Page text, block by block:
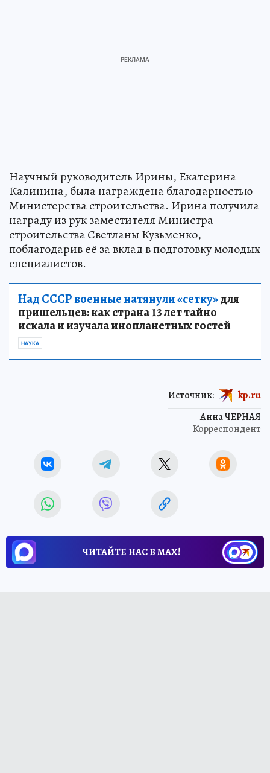
Научный руководитель Ирины, Екатерина
Калинина, была награждена благодарностью
Министерства строительства. Ирина получила
награду из рук заместителя Министра
строительства Светланы Кузьменко,
поблагодарив её за вклад в подготовку молодых
специалистов.
Над СССР военные натянули «сетку»для
пришельцев: как страна 13 лет тайно
искала и изучала инопланетных гостей
НАУКА
Анна ЧЕРНАЯ
Корреспондент
Источник: kp.ru
ЧИТАЙТЕ НАС В МАХ!